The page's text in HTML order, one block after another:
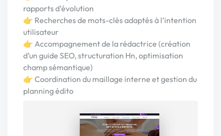
rapports d’évolution
👉 Recherches de mots-clés adaptés à l’intention
utilisateur
👉 Accompagnement de la rédactrice (création
d’un guide SEO, structuration Hn, optimisation
champ sémantique)
👉 Coordination du maillage interne et gestion du
planning édito